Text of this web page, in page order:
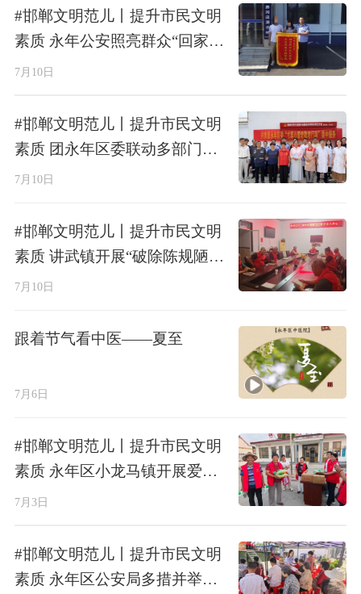
#邯郸文明范儿丨提升市民文明
素质 永年公安照亮群众“回家
路”
7月10日
#邯郸文明范儿丨提升市民文明
素质 团永年区委联动多部门开
展“寸草心”爱老敬老集中服务
7月10日
#邯郸文明范儿丨提升市民文明
素质 讲武镇开展“破除陈规陋习
推进移风易俗”主题宣讲活动
7月10日
跟着节气看中医——夏至
7月6日
#邯郸文明范儿丨提升市民文明
素质 永年区小龙马镇开展爱心
慰问活动 走访困难群体送温暖
7月3日
#邯郸文明范儿丨提升市民文明
素质 永年区公安局多措并举守